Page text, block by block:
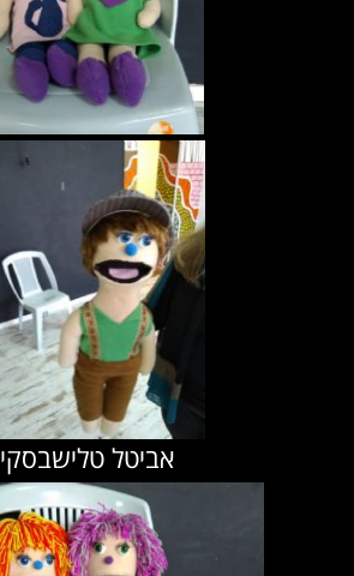
אביטל טלישבסקי